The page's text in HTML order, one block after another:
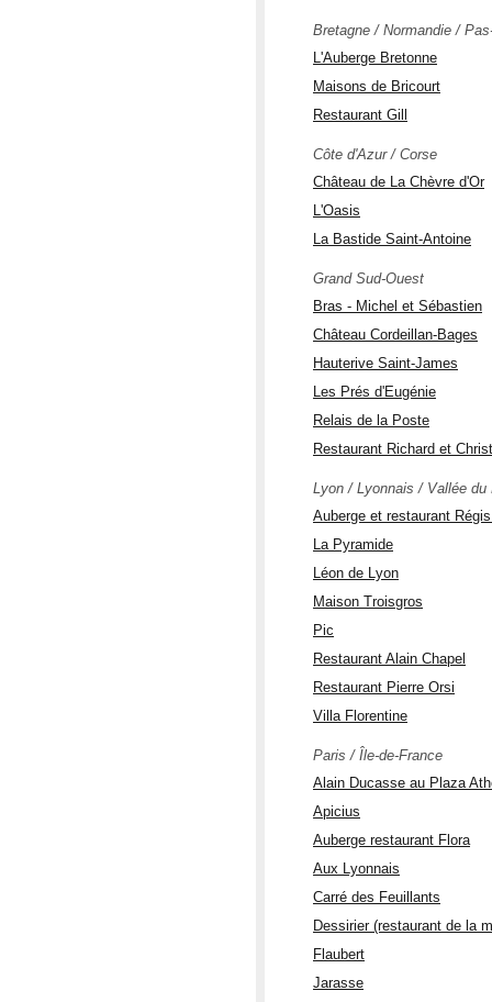
Bretagne / Normandie /
L'Auberge Bretonne
Maisons de Bricourt
Restaurant Gill
Côte d'Azur / Corse
Château de La Chèvre d'Or
L'Oasis
La Bastide Saint-Antoine
Grand Sud-Ouest
Bras - Michel et Sébastien
Château Cordeillan-Bages
Hauterive Saint-James
Les Prés d'Eugénie
Relais de la Poste
Restaurant Richard et
Lyon / Lyonnais / Vallée du
Auberge et restaurant
La Pyramide
Léon de Lyon
Maison Troisgros
Pic
Restaurant Alain Chapel
Restaurant Pierre Orsi
Villa Florentine
Paris / Île-de-France
Alain Ducasse au Plaza
Apicius
Auberge restaurant Flora
Aux Lyonnais
Carré des Feuillants
Dessirier (restaurant de la
Flaubert
Jarasse